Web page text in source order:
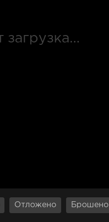
Отложено Брошено